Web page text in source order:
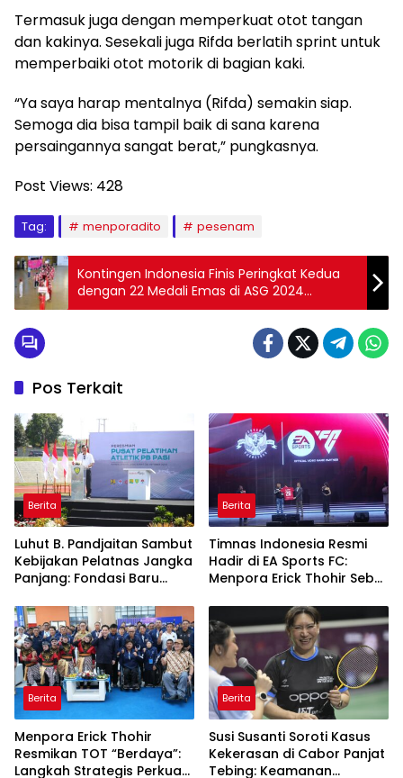
Termasuk juga dengan memperkuat otot tangan
dan kakinya. Sesekali juga Rifda berlatih sprint untuk
memperbaiki otot motorik di bagian kaki.
“Ya saya harap mentalnya (Rifda) semakin siap.
Semoga dia bisa tampil baik di sana karena
persaingannya sangat berat,” pungkasnya.
Post Views: 428
Tag: menporadito pesenam
Kontingen Indonesia Finis Peringkat Kedua
dengan 22 Medali Emas di ASG 2024
Vietnam
Pos Terkait
Berita
Luhut B. Pandjaitan Sambut
Kebijakan Pelatnas Jangka
Panjang: Fondasi Baru
Nasional
Berita
Timnas Indonesia Resmi
Hadir di EA Sports FC:
Menpora Erick Thohir Sebut
Naik Level
Berita
Menpora Erick Thohir
Resmikan TOT “Berdaya”:
Langkah Strategis Perkuat
Berita
Susi Susanti Soroti Kasus
Kekerasan di Cabor Panjat
Tebing: Keamanan